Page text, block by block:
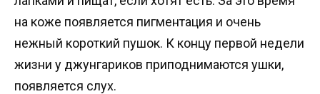
на коже появляется пигментация и очень
нежный короткий пушок. К концу первой недели
жизни у джунгариков приподнимаются ушки,
появляется слух.